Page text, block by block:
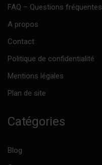
FAQ – Questions fréquentes
A propos
Contact
Politique de confidentialité
Mentions légales
Plan de site
Catégories
Blog